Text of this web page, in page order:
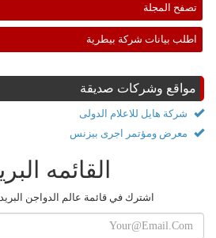
تصفح المجلة
اطلب بيانات شركة بيطرية
مواقع وشركات صديقة
شركة هايل للاعلام الدولى
معرض ومؤتمر اجرى بيزنس
القائمه
اشترك في قائمة عالم الدواجن